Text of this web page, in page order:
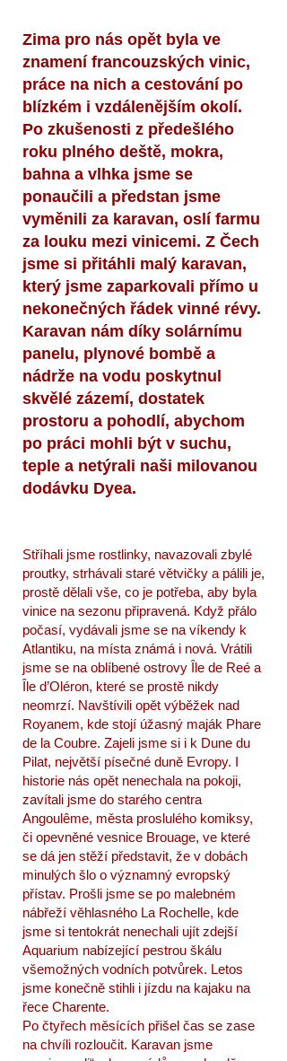
Zima pro nás opět byla ve
znamení francouzských vinic,
práce na nich a cestování po
blízkém i vzdálenějším okolí.
Po zkušenosti z předešlého
roku plného deště, mokra,
bahna a vlhka jsme se
ponaučili a předstan jsme
vyměnili za karavan, oslí farmu
za louku mezi vinicemi. Z Čech
jsme si přitáhli malý karavan,
který jsme zaparkovali přímo u
nekonečných řádek vinné révy.
Karavan nám díky solárnímu
panelu, plynové bombě a
nádrže na vodu poskytnul
skvělé zázemí, dostatek
prostoru a pohodlí, abychom
po práci mohli být v suchu,
teple a netýrali naši milovanou
dodávku Dyea.
Stříhali jsme rostlinky, navazovali zbylé
proutky, strhávali staré větvičky a pálili je,
prostě dělali vše, co je potřeba, aby byla
vinice na sezonu připravená. Když přálo
počasí, vydávali jsme se na víkendy k
Atlantiku, na místa známá i nová. Vrátili
jsme se na oblíbené ostrovy Ȋle de Reé a
Ȋle d’Oléron, které se prostě nikdy
neomrzí. Navštívili opět výběžek nad
Royanem, kde stojí úžasný maják Phare
de la Coubre. Zajeli jsme si i k Dune du
Pilat, největší písečné duně Evropy. I
historie nás opět nenechala na pokoji,
zavítali jsme do starého centra
Angoulême, města proslulého komiksy,
či opevněné vesnice Brouage, ve které
se dá jen stěží představit, že v dobách
minulých šlo o významný evropský
přístav. Prošli jsme se po malebném
nábřeží věhlasného La Rochelle, kde
jsme si tentokrát nenechali ujít zdejší
Aquarium nabízející pestrou škálu
všemožných vodních potvůrek. Letos
jsme konečně stihli i jízdu na kajaku na
řece Charente.
Po čtyřech měsících přišel čas se zase
na chvíli rozloučit. Karavan jsme